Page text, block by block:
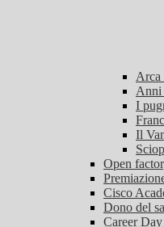
Arca
Anni
I
Il
Open
Cisco
Dono del
Career